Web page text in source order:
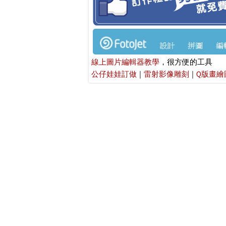
線上圖片編輯器教學 ，很方便的工具
公仔娃娃訂做 |雷射影像雕刻 |Q版畫繪